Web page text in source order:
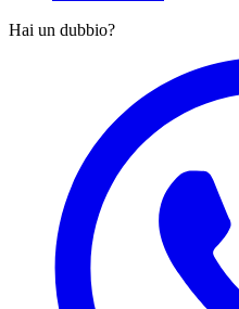
Hai un dubbio?